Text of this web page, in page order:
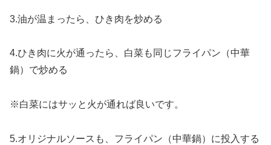
3.油が温まったら、ひき肉を炒める
4.ひき肉に火が通ったら、白菜も同じフライパン（中華
鍋）で炒める
※白菜にはサッと火が通れば良いです。
5.オリジナルソースも、フライパン（中華鍋）に投入する